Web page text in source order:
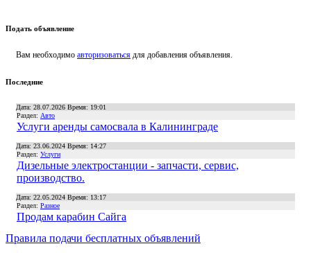
Подать объявление
Вам необходимо авторизоваться для добавления объявления.
Последние
Дата: 28.07.2026 Время: 19:01
Раздел: Авто
Услуги аренды самосвала в Калининграде
Дата: 23.06.2024 Время: 14:27
Раздел: Услуги
Дизельные электростанции - запчасти, сервис,
производство.
Дата: 22.05.2024 Время: 13:17
Раздел: Разное
Продам карабин Сайга
Правила подачи бесплатных объявлений